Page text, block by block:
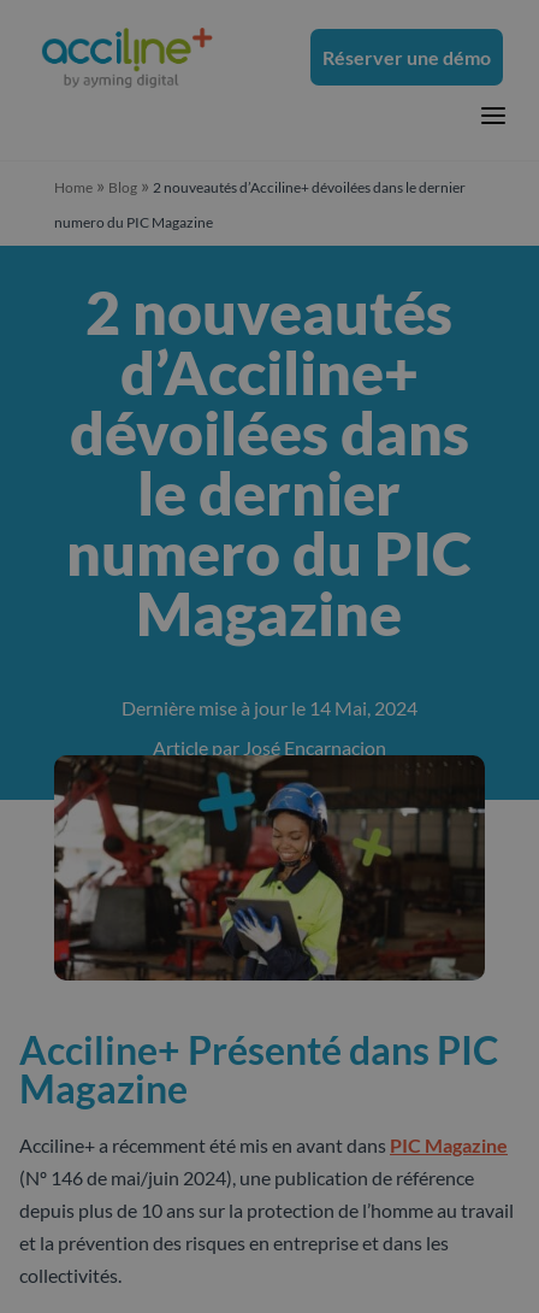
Réserver une démo
a
Home» Blog» 2 nouveautés d’Acciline+ dévoilées dans le dernier
numero du PIC Magazine
2 nouveautés
d’Acciline+
dévoilées dans
le dernier
numero du PIC
Magazine
Dernière mise à jour le 14 Mai, 2024
Article par José Encarnacion
Acciline+ Présenté dans PIC
Magazine
Acciline+ a récemment été mis en avant dans PIC Magazine
(Nº 146 de mai/juin 2024), une publication de référence
depuis plus de 10 ans sur la protection de l’homme au travail
et la prévention des risques en entreprise et dans les
collectivités.